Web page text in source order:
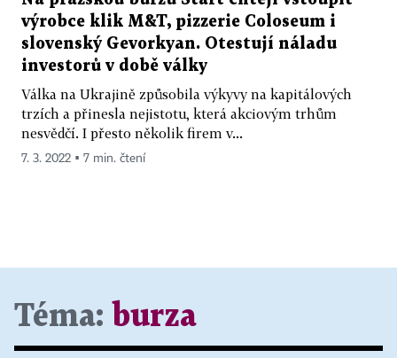
výrobce klik M&T, pizzerie Coloseum i
slovenský Gevorkyan. Otestují náladu
investorů v době války
Válka na Ukrajině způsobila výkyvy na kapitálových
trzích a přinesla nejistotu, která akciovým trhům
nesvědčí. I přesto několik firem v...
7. 3. 2022 ▪ 7 min. čtení
Téma: burza